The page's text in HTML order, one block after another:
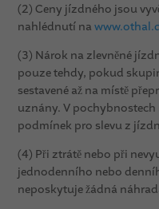
(2) Ceny jízdného jsou
nahlédnutí na
(3) Nárok na zlevněné
pouze tehdy, pokud
sestavené až na místě
uznány. V
podmínek pro slevu z
(4) Při ztrátě nebo při
jednodenního nebo
neposkytuje žádná